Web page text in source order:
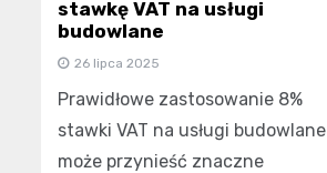
stawkę VAT na usługi
budowlane
26 lipca 2025
Prawidłowe zastosowanie 8%
stawki VAT na usługi budowlane
może przynieść znaczne